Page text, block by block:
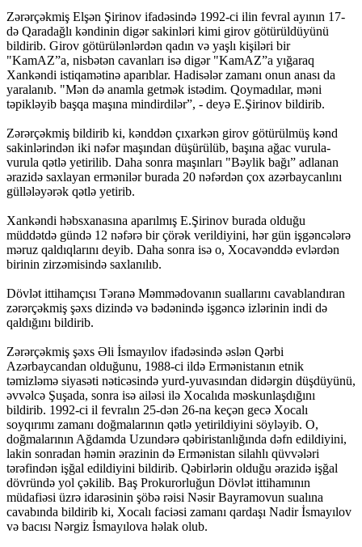
Zərərçəkmiş Elşən Şirinov ifadəsində 1992-ci ilin fevral ayının 17-
də Qaradağlı kəndinin digər sakinləri kimi girov götürüldüyünü
bildirib. Girov götürülənlərdən qadın və yaşlı kişiləri bir
"KamAZ”a, nisbətən cavanları isə digər "KamAZ”a yığaraq
Xankəndi istiqamətinə aparıblar. Hadisələr zamanı onun anası da
yaralanıb. "Mən də anamla getmək istədim. Qoymadılar, məni
təpikləyib başqa maşına mindirdilər”, - deyə E.Şirinov bildirib.
Zərərçəkmiş bildirib ki, kənddən çıxarkən girov götürülmüş kənd
sakinlərindən iki nəfər maşından düşürülüb, başına ağac vurula-
vurula qətlə yetirilib. Daha sonra maşınları "Bəylik bağı” adlanan
ərazidə saxlayan ermənilər burada 20 nəfərdən çox azərbaycanlını
güllələyərək qətlə yetirib.
Xankəndi həbsxanasına aparılmış E.Şirinov burada olduğu
müddətdə gündə 12 nəfərə bir çörək verildiyini, hər gün işgəncələrə
məruz qaldıqlarını deyib. Daha sonra isə o, Xocavənddə evlərdən
birinin zirzəmisində saxlanılıb.
Dövlət ittihamçısı Təranə Məmmədovanın suallarını cavablandıran
zərərçəkmiş şəxs dizində və bədənində işgəncə izlərinin indi də
qaldığını bildirib.
Zərərçəkmiş şəxs Əli İsmayılov ifadəsində əslən Qərbi
Azərbaycandan olduğunu, 1988-ci ildə Ermənistanın etnik
təmizləmə siyasəti nəticəsində yurd-yuvasından didərgin düşdüyünü,
əvvəlcə Şuşada, sonra isə ailəsi ilə Xocalıda məskunlaşdığını
bildirib. 1992-ci il fevralın 25-dən 26-na keçən gecə Xocalı
soyqırımı zamanı doğmalarının qətlə yetirildiyini söyləyib. O,
doğmalarının Ağdamda Uzundərə qəbiristanlığında dəfn edildiyini,
lakin sonradan həmin ərazinin də Ermənistan silahlı qüvvələri
tərəfindən işğal edildiyini bildirib. Qəbirlərin olduğu ərazidə işğal
dövründə yol çəkilib. Baş Prokurorluğun Dövlət ittihamının
müdafiəsi üzrə idarəsinin şöbə rəisi Nəsir Bayramovun sualına
cavabında bildirib ki, Xocalı faciəsi zamanı qardaşı Nadir İsmayılov
və bacısı Nərgiz İsmayılova həlak olub.